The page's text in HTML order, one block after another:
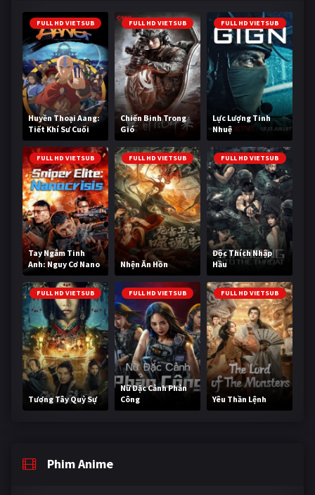
FULL HD VIETSUB
Huyền Thoại Aang:
Tiết Khí Sư Cuối
Cùng
FULL HD VIETSUB
Chiến Binh Trong
Gió
FULL HD VIETSUB
Lực Lượng Tinh
Nhuệ
FULL HD VIETSUB
Tay Ngắm Tinh
Anh: Nguy Cơ Nano
FULL HD VIETSUB
Nhện Ăn Hồn
FULL HD VIETSUB
Độc Thích Nhập
Hầu
FULL HD VIETSUB
Tương Tây Quỷ Sự
FULL HD VIETSUB
Nữ Đặc Cảnh Phản
Công
FULL HD VIETSUB
Yêu Thần Lệnh
Phim Anime